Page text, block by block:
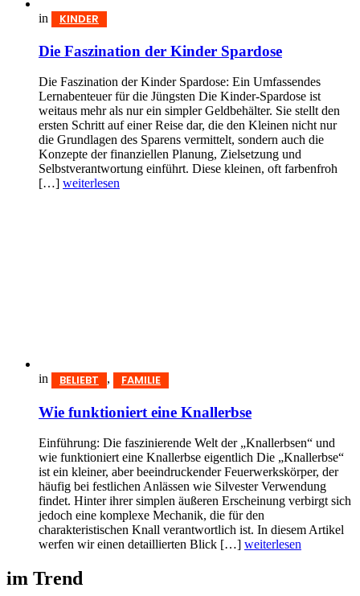
in KINDER
Die Faszination der Kinder Spardose
Die Faszination der Kinder Spardose: Ein Umfassendes
Lernabenteuer für die Jüngsten Die Kinder-Spardose ist
weitaus mehr als nur ein simpler Geldbehälter. Sie stellt den
ersten Schritt auf einer Reise dar, die den Kleinen nicht nur
die Grundlagen des Sparens vermittelt, sondern auch die
Konzepte der finanziellen Planung, Zielsetzung und
Selbstverantwortung einführt. Diese kleinen, oft farbenfroh
[…] weiterlesen
in BELIEBT , FAMILIE
Wie funktioniert eine Knallerbse
Einführung: Die faszinierende Welt der „Knallerbsen“ und
wie funktioniert eine Knallerbse eigentlich Die „Knallerbse“
ist ein kleiner, aber beeindruckender Feuerwerkskörper, der
häufig bei festlichen Anlässen wie Silvester Verwendung
findet. Hinter ihrer simplen äußeren Erscheinung verbirgt sich
jedoch eine komplexe Mechanik, die für den
charakteristischen Knall verantwortlich ist. In diesem Artikel
werfen wir einen detaillierten Blick […] weiterlesen
im Trend